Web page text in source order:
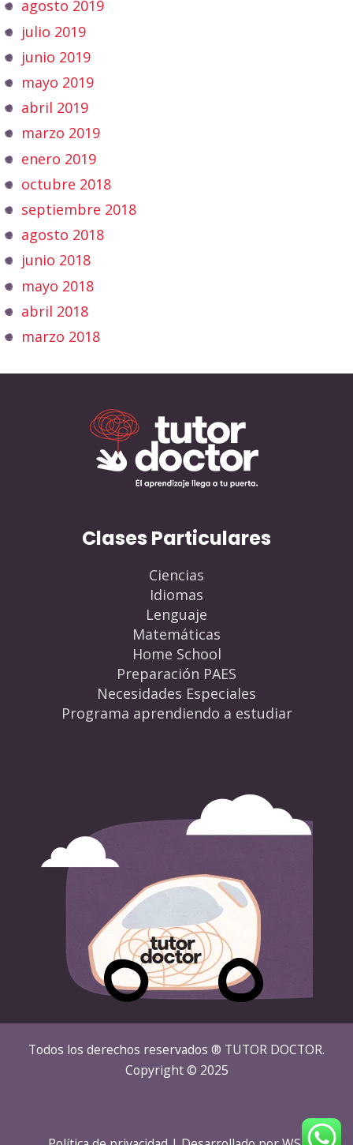
agosto 2019
julio 2019
junio 2019
mayo 2019
abril 2019
marzo 2019
enero 2019
octubre 2018
septiembre 2018
agosto 2018
junio 2018
mayo 2018
abril 2018
marzo 2018
Clases Particulares
Ciencias
Idiomas
Lenguaje
Matemáticas
Home School
Preparación PAES
Necesidades Especiales
Programa aprendiendo a estudiar
Todos los derechos reservados ® TUTOR DOCTOR.
Copyright © 2025